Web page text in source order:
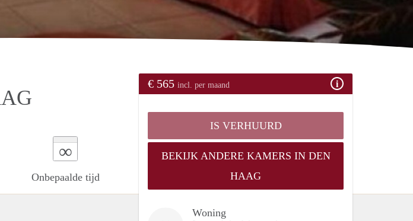
∞
Onbepaalde tijd
€ 565 incl. per maand
IS VERHUURD
BEKIJK ANDERE KAMERS IN DEN
HAAG
Woning